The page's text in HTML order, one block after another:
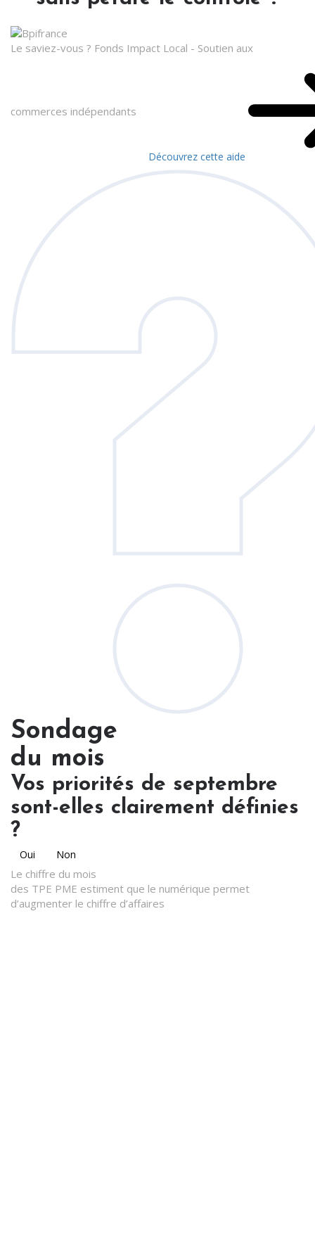
Le saviez-vous ? Fonds Impact Local - Soutien aux
commerces indépendants
Découvrez cette aide
Sondage
du mois
Vos priorités de septembre
sont-elles clairement définies
?
Oui Non
Le chiffre du mois
des TPE PME estiment que le numérique permet
d’augmenter le chiffre d’affaires